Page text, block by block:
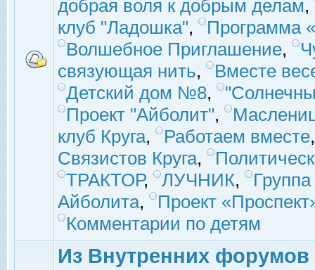
добрая воля к добрым делам,
клуб "Ладошка",
Программа
Волшебное Приглашение,
связующая нить,
Вместе
Детский дом №8,
Проект "Айболит",
клуб Круга, Работаем вместе
Связистов Круга,
ТРАКТОР, ЛУЧНИК,
Айболита,
Проект
Комментарии по детям
Из Внутренних форумов